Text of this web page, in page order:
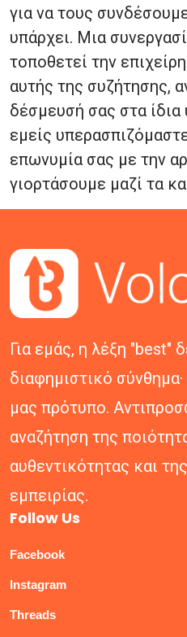
για να τους
υπάρχει. Μια
τοποθετεί την
αυτής της συζήτησης,
δέσμευσή σας στα
εμείς
επωνυμία σας με την
γιορτάσουμε μαζί τα
Για εμάς, η λέξη "best"
διαφημιστικό σύνθημα·
μας πρότυπο.
αναζήτηση της
αυθεντικότητας και
εμπειρίας.
Follow Us
Facebook
Instagram
Threads